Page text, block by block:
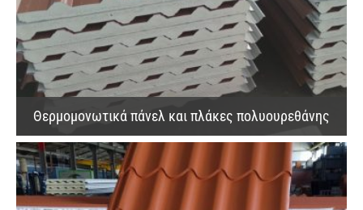
Θερμομονωτικά πάνελ και πλάκες πολυουρεθάνης